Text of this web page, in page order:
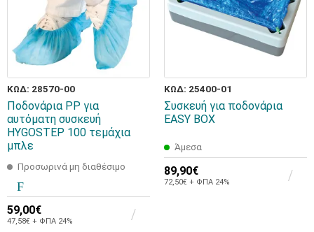
ΚΩΔ: 28570-00
Ποδονάρια PP για
αυτόματη συσκευή
HYGOSTEP 100 τεμάχια
μπλε
Προσωρινά μη διαθέσιμο
59,00€
47,58€ + ΦΠΑ 24%
ΚΩΔ: 25400-01
Συσκευή για ποδονάρια
EASY BOX
Άμεσα
89,90€
72,50€ + ΦΠΑ 24%